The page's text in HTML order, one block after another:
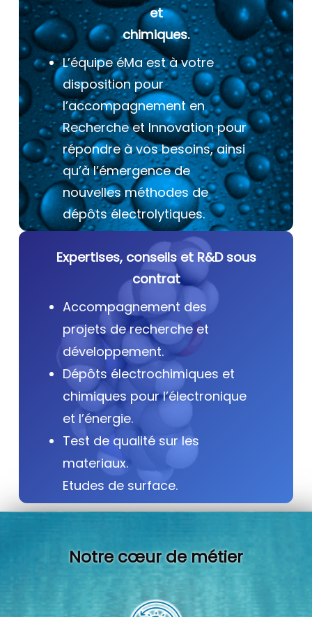
et
chimiques.
L’équipe éMa est à votre
disposition pour
l’accompagnement en
Recherche et Innovation pour
répondre à vos besoins, ainsi
qu’à l’émergence de
nouvelles méthodes de
dépôts électrolytiques.
Expertises, conseils et R&D sous
contrat
Accompagnement des
projets de recherche et
développement.
Dépôts électrochimiques et
chimiques pour l’électronique
et l’énergie.
Test de qualité sur les
materiaux.
Etudes de surface.
Notre cœur de métier